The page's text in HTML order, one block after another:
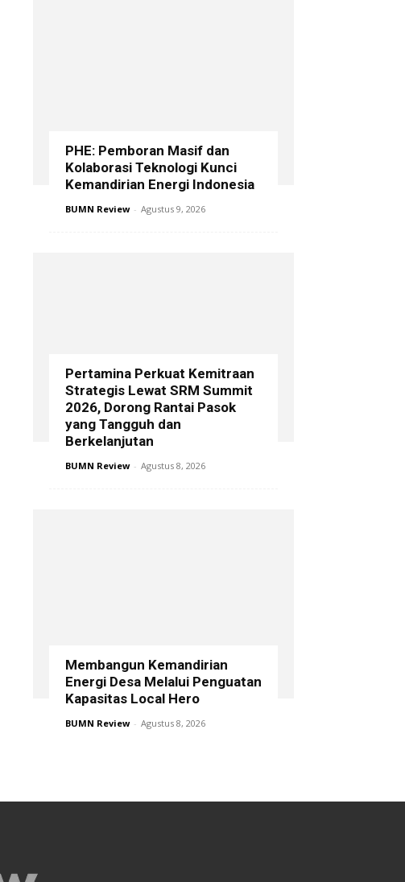
PHE: Pemboran Masif dan
Kolaborasi Teknologi Kunci
Kemandirian Energi Indonesia
BUMN Review - Agustus 9, 2026
Pertamina Perkuat Kemitraan
Strategis Lewat SRM Summit
2026, Dorong Rantai Pasok
yang Tangguh dan
Berkelanjutan
BUMN Review - Agustus 8, 2026
Membangun Kemandirian
Energi Desa Melalui Penguatan
Kapasitas Local Hero
BUMN Review - Agustus 8, 2026